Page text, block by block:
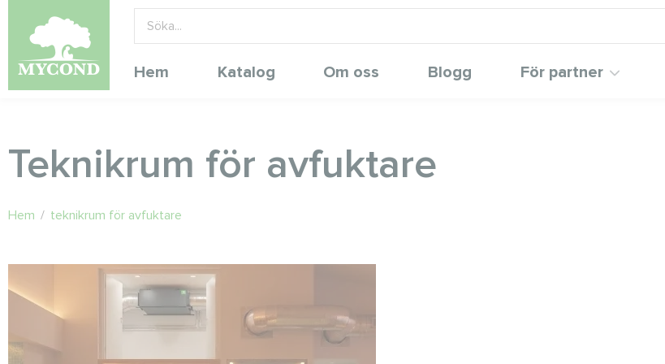
Hem Katalog Om oss Blogg För partner
Teknikrum för avfuktare
Hem / teknikrum för avfuktare